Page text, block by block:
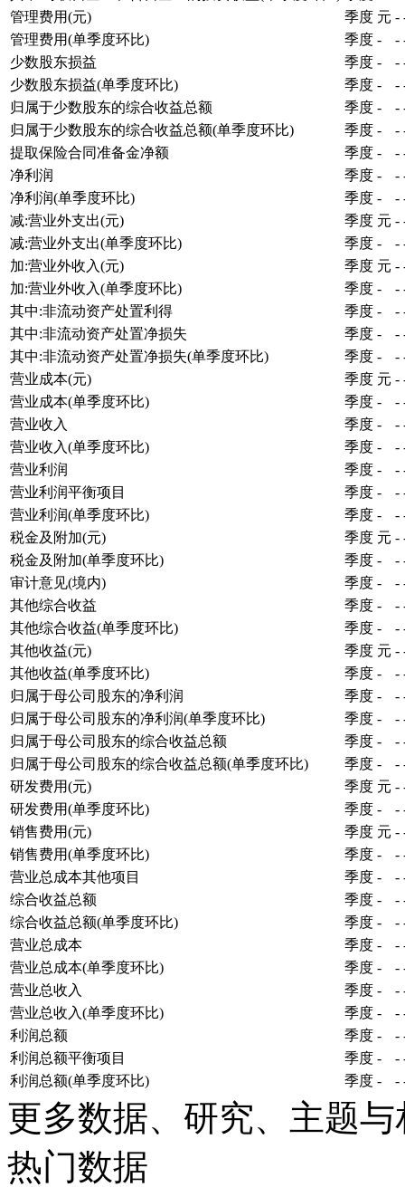
管理费用(元)
季度 元 -
管理费用(单季度环比)
季度 - -
少数股东损益
季度 - -
少数股东损益(单季度环比)
季度 - -
归属于少数股东的综合收益总额
季度 - -
归属于少数股东的综合收益总额(单季度环比)
季度 - -
提取保险合同准备金净额
季度 - -
净利润
季度 - -
净利润(单季度环比)
季度 - -
减:营业外支出(元)
季度 元 -
减:营业外支出(单季度环比)
季度 - -
加:营业外收入(元)
季度 元 -
加:营业外收入(单季度环比)
季度 - -
其中:非流动资产处置利得
季度 - -
其中:非流动资产处置净损失
季度 - -
其中:非流动资产处置净损失(单季度环比)
季度 - -
营业成本(元)
季度 元 -
营业成本(单季度环比)
季度 - -
营业收入
季度 - -
营业收入(单季度环比)
季度 - -
营业利润
季度 - -
营业利润平衡项目
季度 - -
营业利润(单季度环比)
季度 - -
税金及附加(元)
季度 元 -
税金及附加(单季度环比)
季度 - -
审计意见(境内)
季度 - -
其他综合收益
季度 - -
其他综合收益(单季度环比)
季度 - -
其他收益(元)
季度 元 -
其他收益(单季度环比)
季度 - -
归属于母公司股东的净利润
季度 - -
归属于母公司股东的净利润(单季度环比)
季度 - -
归属于母公司股东的综合收益总额
季度 - -
归属于母公司股东的综合收益总额(单季度环比)
季度 - -
研发费用(元)
季度 元 -
研发费用(单季度环比)
季度 - -
销售费用(元)
季度 元 -
销售费用(单季度环比)
季度 - -
营业总成本其他项目
季度 - -
综合收益总额
季度 - -
综合收益总额(单季度环比)
季度 - -
营业总成本
季度 - -
营业总成本(单季度环比)
季度 - -
营业总收入
季度 - -
营业总收入(单季度环比)
季度 - -
利润总额
季度 - -
利润总额平衡项目
季度 - -
利润总额(单季度环比)
季度 - -
更多数据、研究、主题
热门数据